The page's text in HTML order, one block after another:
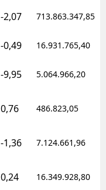
-2,07 713.863.347,85
-0,49 16.931.765,40
-9,95 5.064.966,20
0,76 486.823,05
-1,36 7.124.661,96
0,24 16.349.928,80